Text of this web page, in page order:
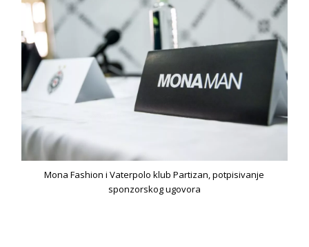
Mona Fashion i Vaterpolo klub Partizan, potpisivanje
sponzorskog ugovora